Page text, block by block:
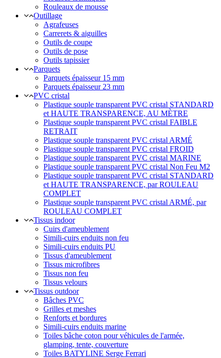
Rouleaux de mousse
Outillage
Agrafeuses
Carrerets & aiguilles
Outils de coupe
Outils de pose
Outils tapissier
Parquets
Parquets épaisseur 15 mm
Parquets épaisseur 23 mm
PVC cristal
Plastique souple transparent PVC cristal STANDARD
et HAUTE TRANSPARENCE, AU MÈTRE
Plastique souple transparent PVC cristal FAIBLE
RETRAIT
Plastique souple transparent PVC cristal ARMÉ
Plastique souple transparent PVC cristal FROID
Plastique souple transparent PVC cristal MARINE
Plastique souple transparent PVC cristal Non Feu M2
Plastique souple transparent PVC cristal STANDARD
et HAUTE TRANSPARENCE, par ROULEAU
COMPLET
Plastique souple transparent PVC cristal ARMÉ, par
ROULEAU COMPLET
Tissus indoor
Cuirs d'ameublement
Simili-cuirs enduits non feu
Simili-cuirs enduits PU
Tissus d'ameublement
Tissus microfibres
Tissus non feu
Tissus velours
Tissus outdoor
Bâches PVC
Grilles et meshes
Renforts et bordures
Simili-cuirs enduits marine
Toiles bâche coton pour véhicules de l'armée,
glamping, tente, couverture
Toiles BATYLINE Serge Ferrari